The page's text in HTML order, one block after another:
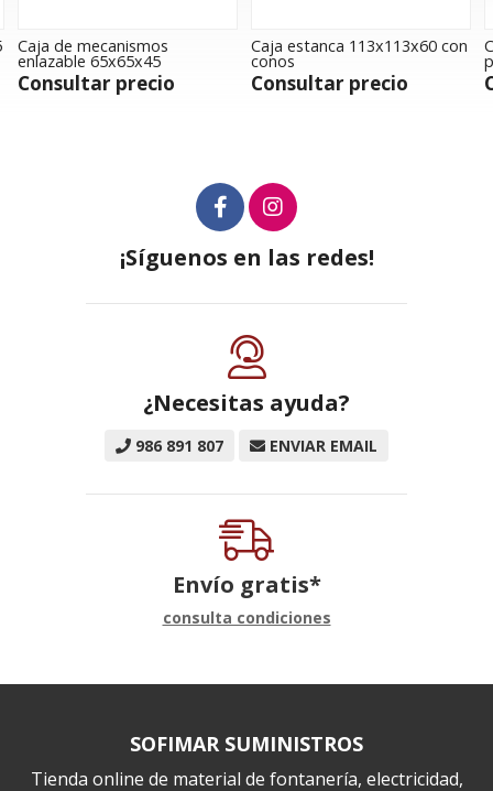
Caja de mecanismos
enlazable 65x65x45
Consultar precio
Caja estanca 113x113x60 con
conos
Consultar precio
¡Síguenos en las redes!
¿Necesitas ayuda?
986 891 807 ENVIAR EMAIL
Envío gratis*
consulta condiciones
SOFIMAR SUMINISTROS
Tienda online de material de fontanería, electricidad,